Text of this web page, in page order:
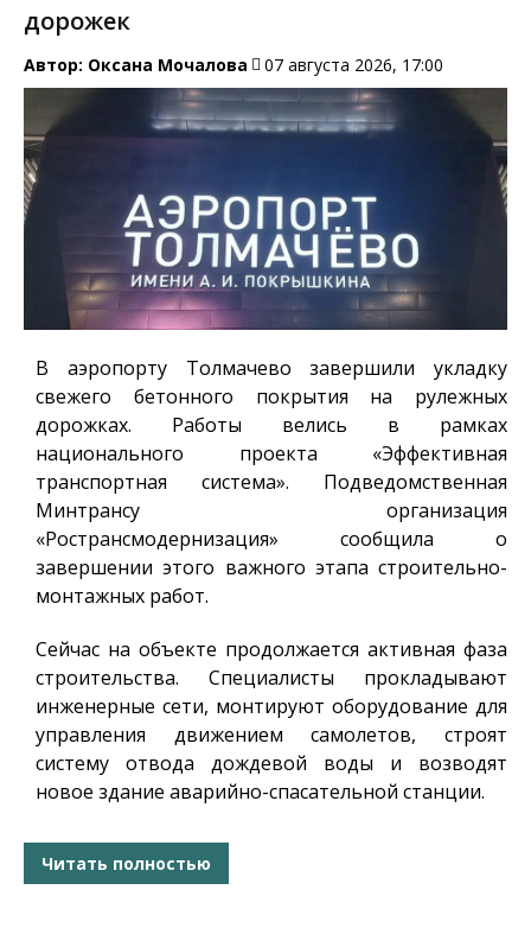
дорожек
Автор: Оксана Мочалова 07 августа 2026, 17:00
В аэропорту Толмачево завершили укладку
свежего бетонного покрытия на рулежных
дорожках. Работы велись в рамках
национального проекта «Эффективная
транспортная система». Подведомственная
Минтрансу организация
«Ространсмодернизация» сообщила о
завершении этого важного этапа строительно-
монтажных работ.
Сейчас на объекте продолжается активная фаза
строительства. Специалисты прокладывают
инженерные сети, монтируют оборудование для
управления движением самолетов, строят
систему отвода дождевой воды и возводят
новое здание аварийно-спасательной станции.
Читать полностью